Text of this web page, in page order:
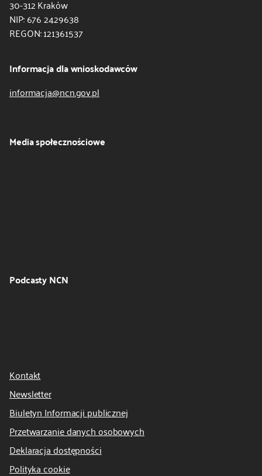
30-312 Kraków
NIP: 676 2429638
REGON: 121361537
Informacja dla wnioskodawców
informacja@ncn.gov.pl
Media społecznościowe
Podcasty NCN
Kontakt
Newsletter
Biuletyn Informacji publicznej
Przetwarzanie danych osobowych
Deklaracja dostępności
Polityka cookie